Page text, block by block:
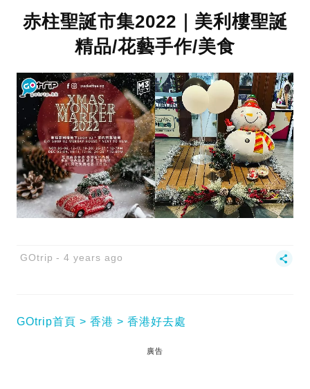
赤柱聖誕市集2022｜美利樓聖誕
精品/花藝手作/美食
GOtrip 4 years ago
GOtrip首頁 香港 香港好去處
廣告